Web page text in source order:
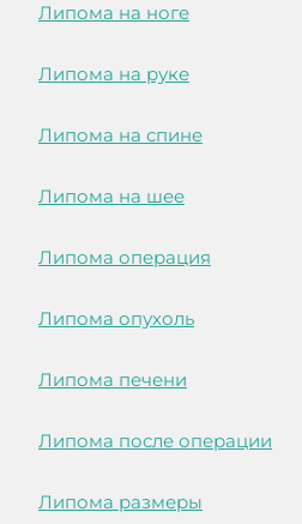
Липома на ноге
Липома на руке
Липома на спине
Липома на шее
Липома операция
Липома опухоль
Липома печени
Липома после операции
Липома размеры